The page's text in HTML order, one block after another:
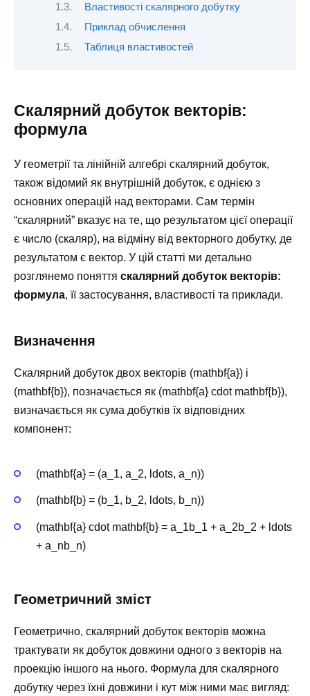
Властивості скалярного добутку
Приклад обчислення
Таблиця властивостей
Скалярний добуток векторів:
формула
У геометрії та лінійній алгебрі скалярний добуток,
також відомий як внутрішній добуток, є однією з
основних операцій над векторами. Сам термін
“скалярний” вказує на те, що результатом цієї операції
є число (скаляр), на відміну від векторного добутку, де
результатом є вектор. У цій статті ми детально
розглянемо поняття скалярний добуток векторів:
формула, її застосування, властивості та приклади.
Визначення
Скалярний добуток двох векторів (mathbf{a}) і
(mathbf{b}), позначається як (mathbf{a} cdot mathbf{b}),
визначається як сума добутків їх відповідних
компонент:
(mathbf{a} = (a_1, a_2, ldots, a_n))
(mathbf{b} = (b_1, b_2, ldots, b_n))
(mathbf{a} cdot mathbf{b} = a_1b_1 + a_2b_2 + ldots
+ a_nb_n)
Геометричний зміст
Геометрично, скалярний добуток векторів можна
трактувати як добуток довжини одного з векторів на
проекцію іншого на нього. Формула для скалярного
добутку через їхні довжини і кут між ними має вигляд: